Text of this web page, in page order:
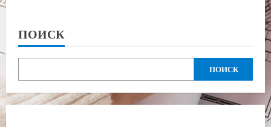
ПОИСК
ПОИСК